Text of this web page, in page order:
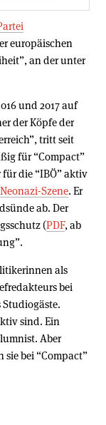
europäischen
an der unter
und 2017 auf
der Köpfe der
tritt seit
für “Compact”
für die “IBÖ” aktiv
Szene. Er
ab. Der
(PDF, ab
als
bei
sind. Ein
Aber
bei “Compact”